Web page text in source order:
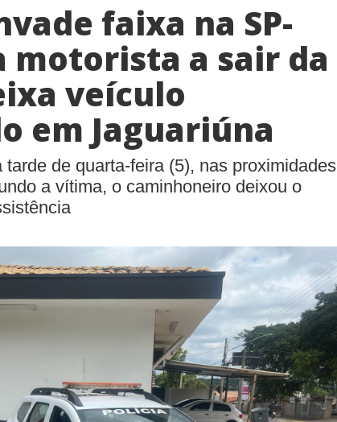
faixa na SP-
motorista a sair da
veículo
em Jaguariúna
de quarta-feira (5), nas proximidades
a vítima, o caminhoneiro deixou o